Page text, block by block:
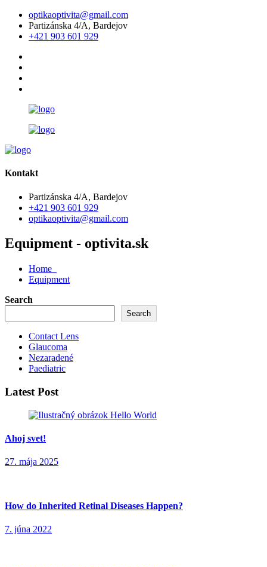
optikaoptivita@gmail.com
Partizánska 4/A, Bardejov
+421 903 601 929
Kontakt
Partizánska 4/A, Bardejov
+421 903 601 929
optikaoptivita@gmail.com
Equipment - optivita.sk
Home
Equipment
Search
Search
Contact Lens
Glaucoma
Nezaradené
Paediatric
Latest Post
Ahoj svet!
27. mája 2025
How do Inherited Retinal Diseases Happen?
7. júna 2022